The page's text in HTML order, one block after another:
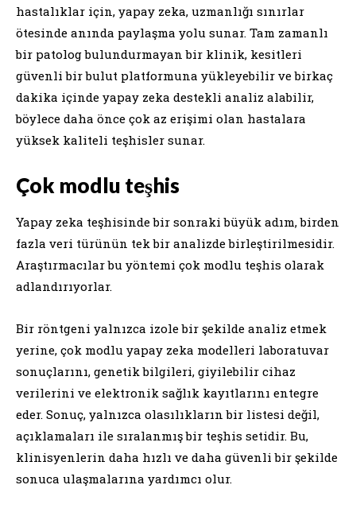
hastalıklar için, yapay zeka, uzmanlığı sınırlar
ötesinde anında paylaşma yolu sunar. Tam zamanlı
bir patolog bulundurmayan bir klinik, kesitleri
güvenli bir bulut platformuna yükleyebilir ve birkaç
dakika içinde yapay zeka destekli analiz alabilir,
böylece daha önce çok az erişimi olan hastalara
yüksek kaliteli teşhisler sunar.
Çok modlu teşhis
Yapay zeka teşhisinde bir sonraki büyük adım, birden
fazla veri türünün tek bir analizde birleştirilmesidir.
Araştırmacılar bu yöntemi çok modlu teşhis olarak
adlandırıyorlar.
Bir röntgeni yalnızca izole bir şekilde analiz etmek
yerine, çok modlu yapay zeka modelleri laboratuvar
sonuçlarını, genetik bilgileri, giyilebilir cihaz
verilerini ve elektronik sağlık kayıtlarını entegre
eder. Sonuç, yalnızca olasılıkların bir listesi değil,
açıklamaları ile sıralanmış bir teşhis setidir. Bu,
klinisyenlerin daha hızlı ve daha güvenli bir şekilde
sonuca ulaşmalarına yardımcı olur.